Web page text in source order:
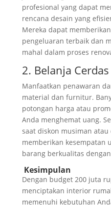
profesional yang dapat
rencana desain yang
Mereka dapat
pengeluaran terbaik dan
mahal dalam proses
2. Belanja
Manfaatkan penawaran
material dan furnitur.
potongan harga atau
Anda menghemat uang.
saat diskon musiman atau
memberikan kesempatan
barang berkualitas
Kesimpulan
Dengan budget 200 juta
menciptakan interior
memenuhi kebutuhan